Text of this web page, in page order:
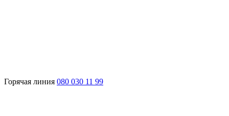
Горячая линия 080 030 11 99